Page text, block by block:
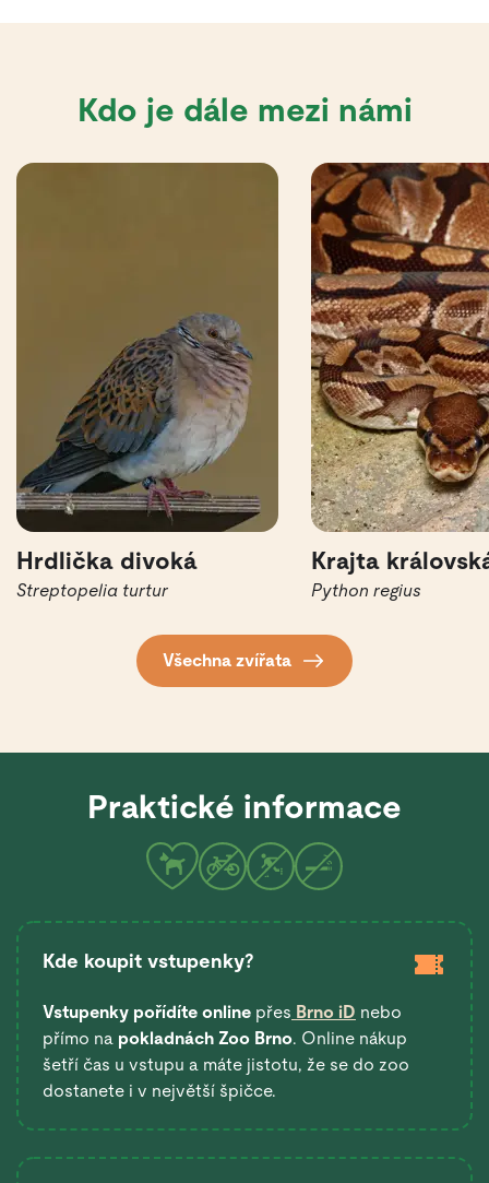
Kdo je dále mezi námi
Hrdlička divoká
Streptopelia turtur
Krajta
Python regius
Všechna zvířata
Praktické informace
Kde koupit vstupenky?
Vstupenky pořídíte online přes Brno iD nebo
přímo na pokladnách Zoo Brno. Online nákup
šetří čas u vstupu a máte jistotu, že se do zoo
dostanete i v největší špičce.